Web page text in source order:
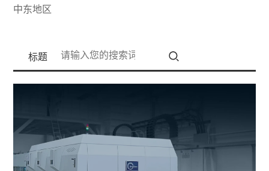
中东地区
非洲地区
标题